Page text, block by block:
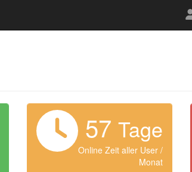
57Tage
Online Zeit aller User /
Monat